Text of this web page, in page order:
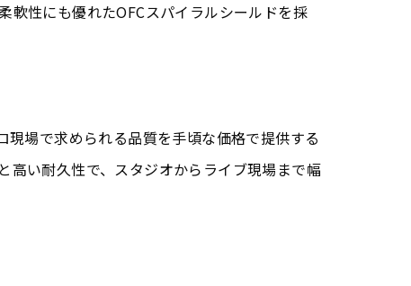
軟性にも優れたOFCスパイラルシールドを採
現場で求められる品質を手頃な価格で提供する
高い耐久性で、スタジオからライブ現場まで幅